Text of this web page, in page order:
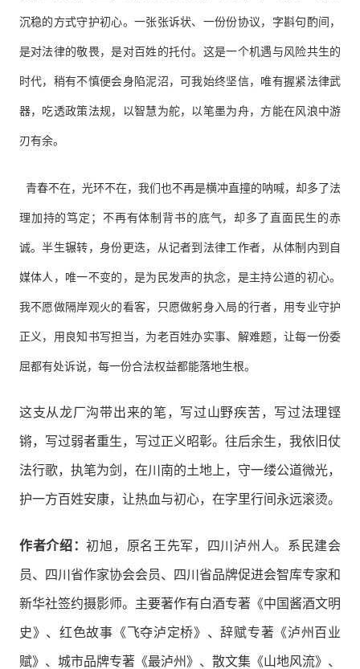
沉稳的方式守护初心。一张张诉状、一份份协议，字斟句酌间，
是对法律的敬畏，是对百姓的托付。这是一个机遇与风险共生的
时代，稍有不慎便会身陷泥沼，可我始终坚信，唯有握紧法律武
器，吃透政策法规，以智慧为舵，以笔墨为舟，方能在风浪中游
刃有余。
青春不在，光环不在，我们也不再是横冲直撞的呐喊，却多了法
理加持的笃定；不再有体制背书的底气，却多了直面民生的赤
诚。半生辗转，身份更迭，从记者到法律工作者，从体制内到自
媒体人，唯一不变的，是为民发声的执念，是主持公道的初心。
我不愿做隔岸观火的看客，只愿做躬身入局的行者，用专业守护
正义，用良知书写担当，为老百姓办实事、解难题，让每一份委
屈都有处诉说，每一份合法权益都能落地生根。
这支从龙厂沟带出来的笔，写过山野疾苦，写过法理铿
锵，写过弱者重生，写过正义昭彰。往后余生，我依旧仗
法行歌，执笔为剑，在川南的土地上，守一缕公道微光，
护一方百姓安康，让热血与初心，在字里行间永远滚烫。
作者介绍：初旭，原名王先军，四川泸州人。系民建会
员、四川省作家协会会员、四川省品牌促进会智库专家和
新华社签约摄影师。主要著作有白酒专著《中国酱酒文明
史》、红色故事《飞夺泸定桥》、辞赋专著《泸州百业
赋》、城市品牌专著《最泸州》、散文集《山地风流》、